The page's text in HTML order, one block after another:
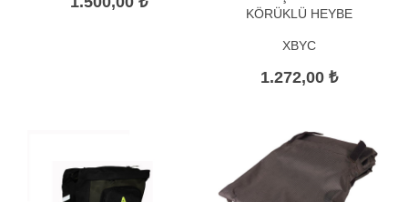
KÖRÜKLÜ HEYBE
XBYC
1.272,00 ₺